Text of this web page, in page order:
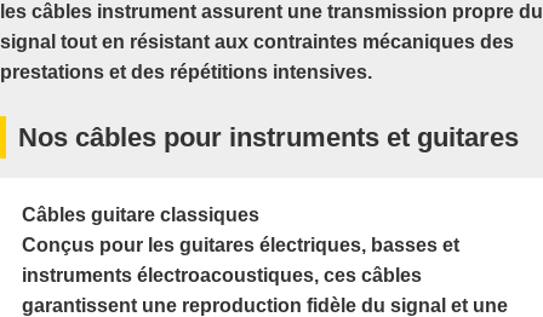
les câbles instrument assurent une transmission propre du
signal tout en résistant aux contraintes mécaniques des
prestations et des répétitions intensives.
Nos câbles pour instruments et guitares
Câbles guitare classiques
Conçus pour les guitares électriques, basses et
instruments électroacoustiques, ces câbles
garantissent une reproduction fidèle du signal et une